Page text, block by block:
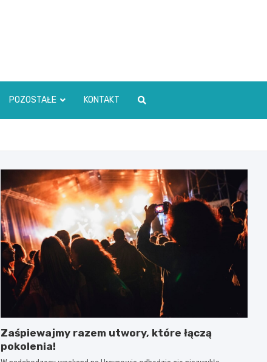
POZOSTAŁE KONTAKT
Zaśpiewajmy razem utwory, które łączą
pokolenia!